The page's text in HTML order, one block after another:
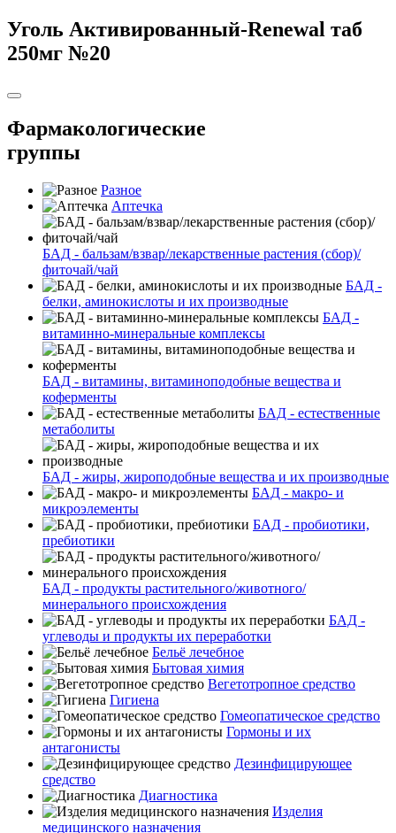
Уголь Активированный-Renewal таб
250мг №20
Фармакологические
группы
Разное
Аптечка
БАД - бальзам/взвар/лекарственные растения (сбор)/
фиточай/чай
БАД -
белки, аминокислоты и их производные
БАД -
витаминно-минеральные комплексы
БАД - витамины, витаминоподобные вещества и
коферменты
БАД - естественные
метаболиты
БАД - жиры, жироподобные вещества и их производные
БАД - макро- и
микроэлементы
БАД - пробиотики,
пребиотики
БАД - продукты растительного/животного/
минерального происхождения
БАД -
углеводы и продукты их переработки
Бельё лечебное
Бытовая химия
Вегетотропное средство
Гигиена
Гомеопатическое средство
Гормоны и их
антагонисты
Дезинфицирующее
средство
Диагностика
Изделия
медицинского назначения